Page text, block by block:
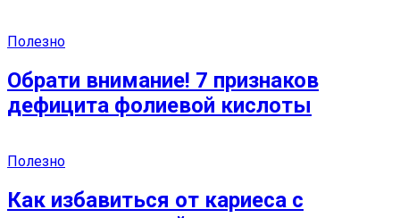
Полезно
Обрати внимание! 7 признаков
дефицита фолиевой кислоты
Полезно
Как избавиться от кариеса с